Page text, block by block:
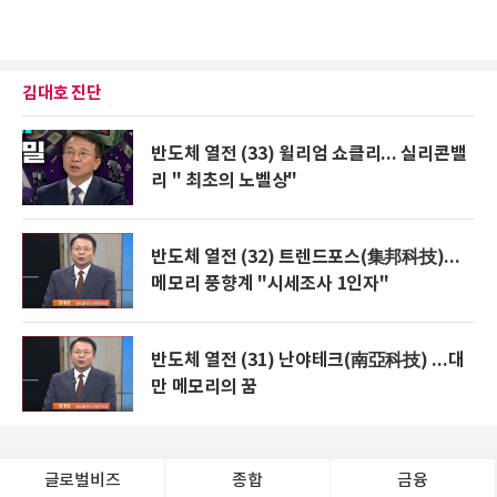
김대호 진단
반도체 열전 (33) 윌리엄 쇼클리... 실리콘밸
리 " 최초의 노벨상"
반도체 열전 (32) 트렌드포스(集邦科技)...
메모리 풍향계 "시세조사 1인자"
반도체 열전 (31) 난야테크(南亞科技) ...대
만 메모리의 꿈
글로벌비즈 종합 금융